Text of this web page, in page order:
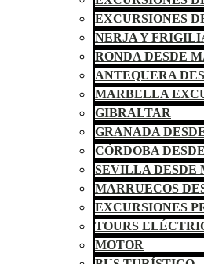
EXCURSIONES
NERJA Y
RONDA DESDE
ANTEQUERA
MARBELLA
GIBRALTAR
GRANADA
CÓRDOBA
SEVILLA DESDE
MARRUECOS
EXCURSIONES
TOURS
MOTOR